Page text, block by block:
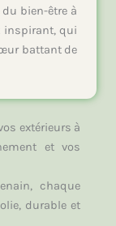
bien-être à
inspirant, qui
battant de
extérieurs à
et vos
, chaque
durable et